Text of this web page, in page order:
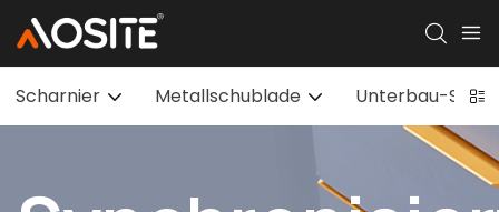
Scharnier Metallschublade Unterbau-